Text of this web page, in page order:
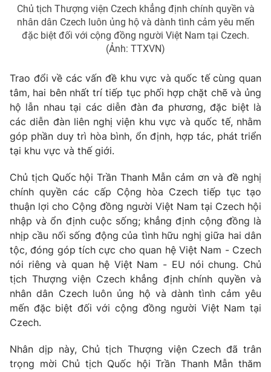
Chủ tịch Thượng viện Czech khẳng định chính quyền và
nhân dân Czech luôn ủng hộ và dành tình cảm yêu mến
đặc biệt đối với cộng đồng người Việt Nam tại Czech.
(Ảnh: TTXVN)
Trao đổi về các vấn đề khu vực và quốc tế cùng quan
tâm, hai bên nhất trí tiếp tục phối hợp chặt chẽ và ủng
hộ lẫn nhau tại các diễn đàn đa phương, đặc biệt là
các diễn đàn liên nghị viện khu vực và quốc tế, nhằm
góp phần duy trì hòa bình, ổn định, hợp tác, phát triển
tại khu vực và thế giới.
Chủ tịch Quốc hội Trần Thanh Mẫn cảm ơn và đề nghị
chính quyền các cấp Cộng hòa Czech tiếp tục tạo
thuận lợi cho Cộng đồng người Việt Nam tại Czech hội
nhập và ổn định cuộc sống; khẳng định cộng đồng là
nhịp cầu nối sống động của tình hữu nghị giữa hai dân
tộc, đóng góp tích cực cho quan hệ Việt Nam - Czech
nói riêng và quan hệ Việt Nam - EU nói chung. Chủ
tịch Thượng viện Czechkhẳng định chính quyền và
nhân dân Czechluôn ủng hộ và dành tình cảm yêu
mến đặc biệt đối với cộng đồng người Việt Nam tại
Czech.
Nhân dịp này, Chủ tịch Thượng viện Czech đã trân
trọng mời Chủ tịch Quốc hội Trần Thanh Mẫn thăm